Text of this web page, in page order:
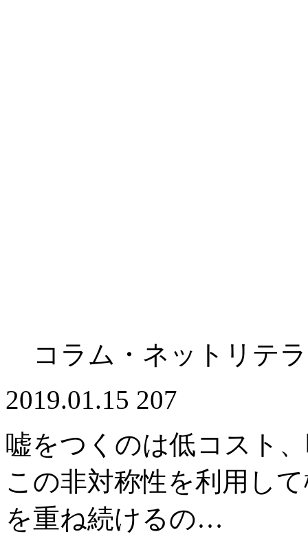
コラム・ネットリテ
2019.01.15 207
嘘をつくのは低コスト
この非対称性を利用し
を重ね続けるの…